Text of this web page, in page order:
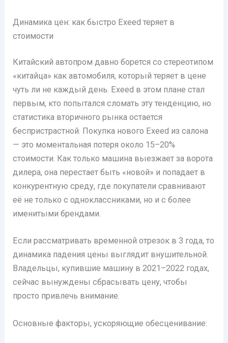
Динамика цен: как быстро Exeed теряет в
стоимости
Китайский автопром давно борется со стереотипом
«китайца» как автомобиля, который теряет в цене
чуть ли не каждый день. Exeed в этом плане стал
первым, кто попытался сломать эту тенденцию, но
статистика вторичного рынка остается
беспристрастной. Покупка нового Exeed из салона
— это моментальная потеря около 15–20%
стоимости. Как только машина выезжает за ворота
дилера, она перестает быть «новой» и попадает в
конкурентную среду, где покупатели сравнивают
её не только с одноклассниками, но и с более
именитыми брендами.
Если рассматривать временной отрезок в 3 года, то
динамика падения цены выглядит внушительной.
Владельцы, купившие машину в 2021–2022 годах,
сейчас вынуждены сбрасывать цену, чтобы
просто привлечь внимание.
Основные факторы, ускоряющие обесценивание: